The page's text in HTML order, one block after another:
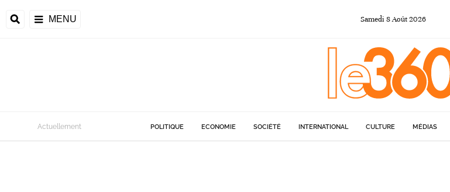
MENU Samedi 8Août2026
Actuellement POLITIQUE ECONOMIE SOCIÉTÉ INTERNATIONAL CULTURE MÉDIAS